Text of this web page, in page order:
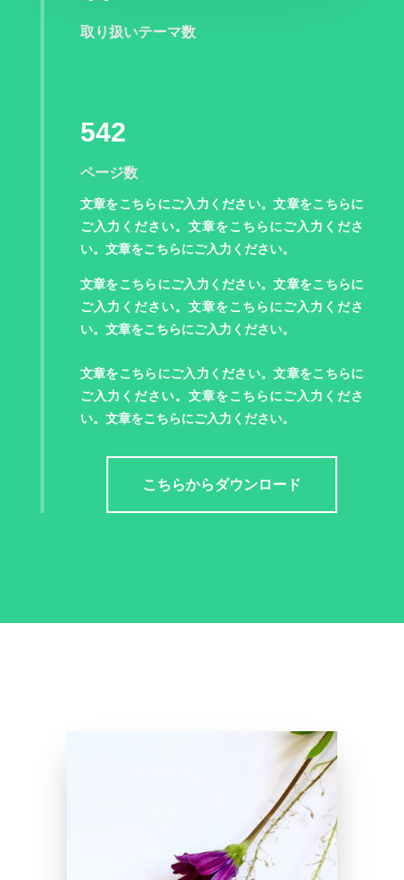
い。文章をこちらにご入力ください。文章をこち
らにご入力ください。文章をこちらにご入力くだ
取り扱いテーマ数
542
ページ数
文章をこちらにご入力ください。文章をこちらに
ご入力ください。文章をこちらにご入力くださ
い。文章をこちらにご入力ください。
文章をこちらにご入力ください。文章をこちらに
ご入力ください。文章をこちらにご入力くださ
い。文章をこちらにご入力ください。
文章をこちらにご入力ください。文章をこちらに
ご入力ください。文章をこちらにご入力くださ
い。文章をこちらにご入力ください。
こちらからダウンロード